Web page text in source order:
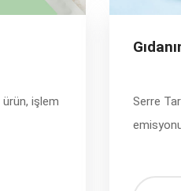
işlem
Serre